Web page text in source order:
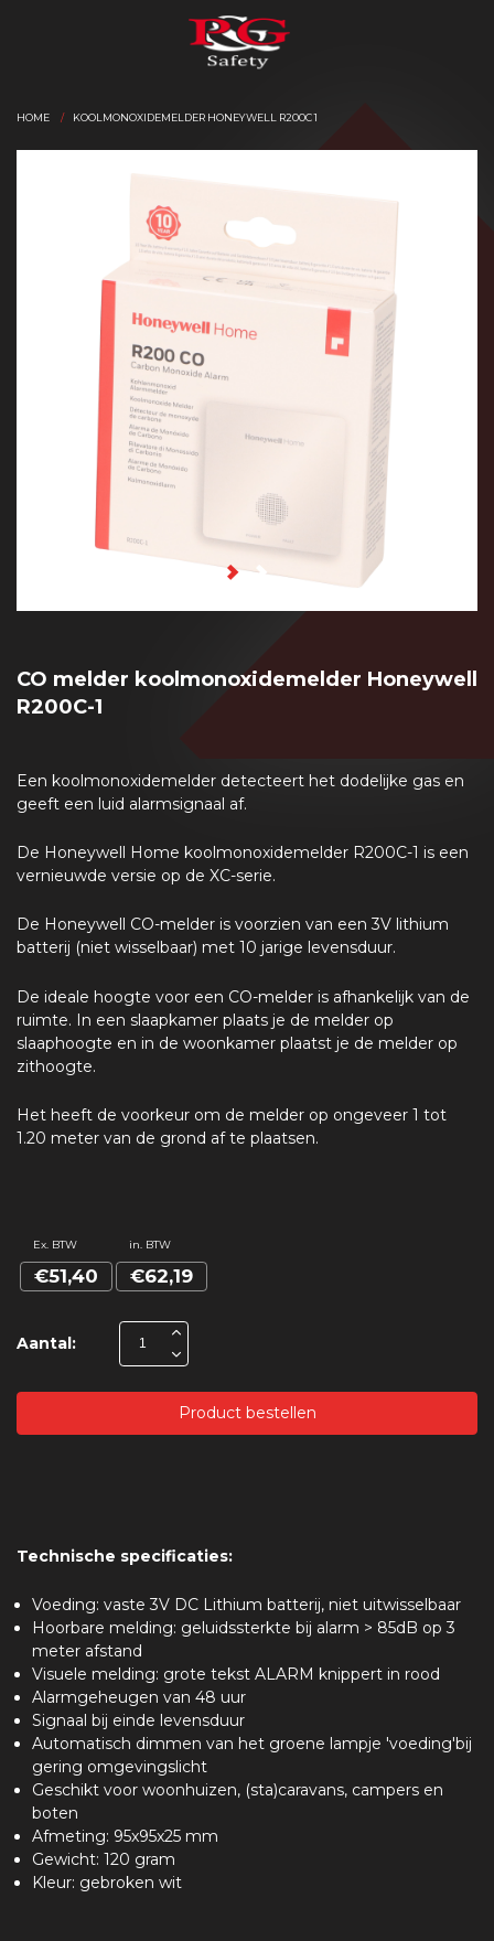
HOME KOOLMONOXIDEMELDER HONEYWELL R200C 1
CO melder koolmonoxidemelder Honeywell
R200C-1
Een koolmonoxidemelder detecteert het dodelijke gas en
geeft een luid alarmsignaal af.
De Honeywell Home koolmonoxidemelder R200C-1 is een
vernieuwde versie op de XC-serie.
De Honeywell CO-melder is voorzien van een 3V lithium
batterij (niet wisselbaar) met 10 jarige levensduur.
De ideale hoogte voor een CO-melder is afhankelijk van de
ruimte. In een slaapkamer plaats je de melder op
slaaphoogte en in de woonkamer plaatst je de melder op
zithoogte.
Het heeft de voorkeur om de melder op ongeveer 1 tot
1.20 meter van de grond af te plaatsen.
Aantal:
Ex. BTW in. BTW
€51,40 €62,19
Product bestellen
Technische specificaties:
Voeding: vaste 3V DC Lithium batterij, niet uitwisselbaar
Hoorbare melding: geluidssterkte bij alarm > 85dB op 3
meter afstand
Visuele melding: grote tekst ALARM knippert in rood
Alarmgeheugen van 48 uur
Signaal bij einde levensduur
Automatisch dimmen van het groene lampje 'voeding'bij
gering omgevingslicht
Geschikt voor woonhuizen, (sta)caravans, campers en
boten
Afmeting: 95x95x25 mm
Gewicht: 120 gram
Kleur: gebroken wit